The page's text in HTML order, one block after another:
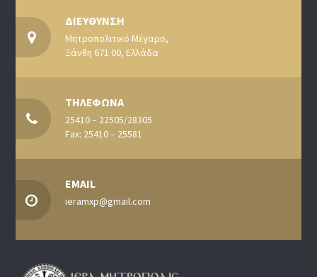
ΔΙΕΥΘΥΝΣΗ
Μητροπολιτικό Μέγαρο,
Ξάνθη 671 00, Ελλάδα
ΤΗΛΕΦΩΝΑ
25410 – 22505/28305
Fax: 25410 – 25581
EMAIL
ieramxp@gmail.com